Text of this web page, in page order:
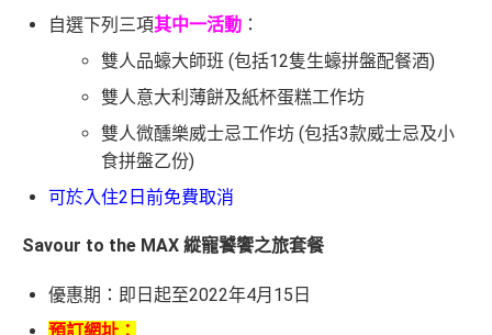
自選下列三項其中一活動 ：
雙人品蠔大師班 (包括12隻生蠔拼盤配餐酒)
雙人意大利薄餅及紙杯蛋糕工作坊
雙人微醺樂威士忌工作坊 (包括3款威士忌及小
食拼盤乙份)
可於入住2日前免費取消
Savour to the MAX 縱寵饕饗之旅套餐
優惠期：即日起至2022年4月15日